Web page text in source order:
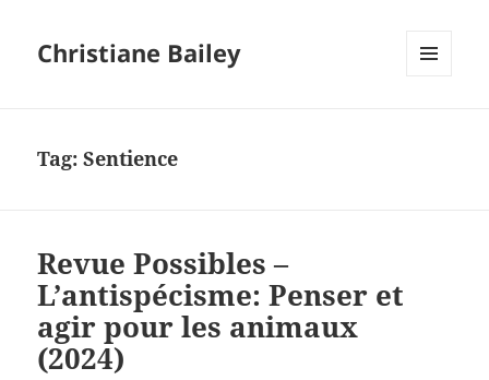
Christiane Bailey
Tag:Sentience
Revue Possibles –
L’antispécisme: Penser et
agir pour les animaux
(2024)